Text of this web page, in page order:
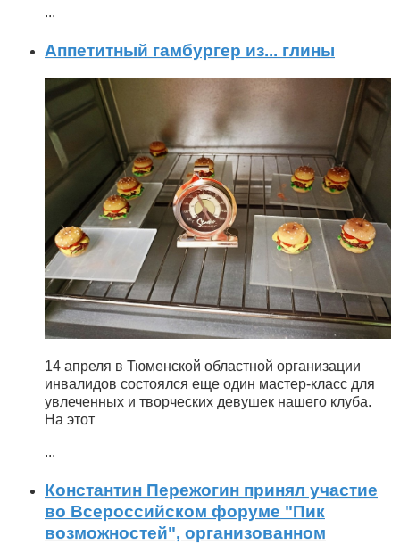
...
Аппетитный гамбургер из... глины
14 апреля в Тюменской областной организации
инвалидов состоялся еще один мастер-класс для
увлеченных и творческих девушек нашего клуба.
На этот
...
Константин Пережогин принял участие
во Всероссийском форуме "Пик
возможностей", организованном